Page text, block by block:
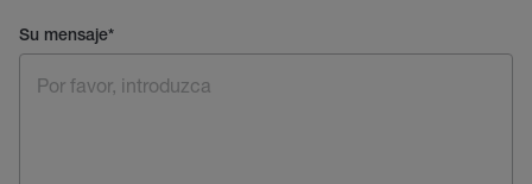
Su mensaje*